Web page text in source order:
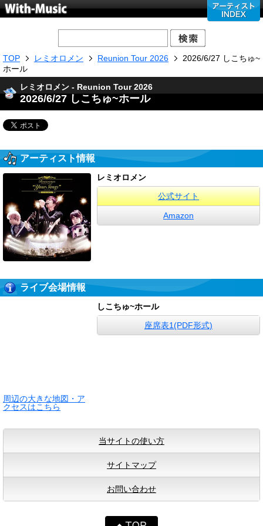
TOP レミオロメン Reunion Tour 2026
2026/6/27 しこちゅ~
ホール
レミオロメン - Reunion Tour 2026
2026/6/27 しこちゅ~ホール
アーティスト情報
レミオロメン
公式サイト
Amazon
ライブ会場情報
周辺の大きな地図・ア
クセスはこちら
しこちゅ~ホール
座席表1(PDF形式)
当サイトの使い方
サイトマップ
お問い合わせ